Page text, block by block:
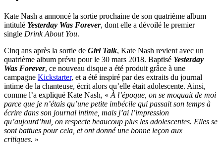
Kate Nash a annoncé la sortie prochaine de son quatrième album
intitulé Yesterday Was Forever, dont elle a dévoilé le premier
single Drink About You.
Cinq ans après la sortie de Girl Talk, Kate Nash revient avec un
quatrième album prévu pour le 30 mars 2018. Baptisé Yesterday
Was Forever, ce nouveau disque a été produit grâce à une
campagne Kickstarter, et a été inspiré par des extraits du journal
intime de la chanteuse, écrit alors qu’elle était adolescente. Ainsi,
comme l’a expliqué Kate Nash, « À l’époque, on se moquait de moi
parce que je n’étais qu’une petite imbécile qui passait son temps à
écrire dans son journal intime, mais j’ai l’impression
qu’aujourd’hui, on respecte beaucoup plus les adolescentes. Elles se
sont battues pour cela, et ont donné une bonne leçon aux
critiques. »